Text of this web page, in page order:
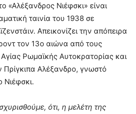
«Αλέξανδρος Νιέφσκι» είναι
ταινία του 1938 σε
Απεικονίζει την απόπειρα
τον 13ο αιώνα από τους
Ρωμαϊκής Αυτοκρατορίας και
Πρίγκιπα Αλέξανδρο, γνωστό
ότι, η μελέτη της